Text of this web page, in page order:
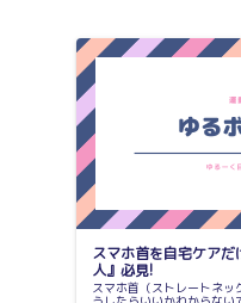
スマホ首を自宅ケア
人』必見!
スマホ首（ストレートネッ